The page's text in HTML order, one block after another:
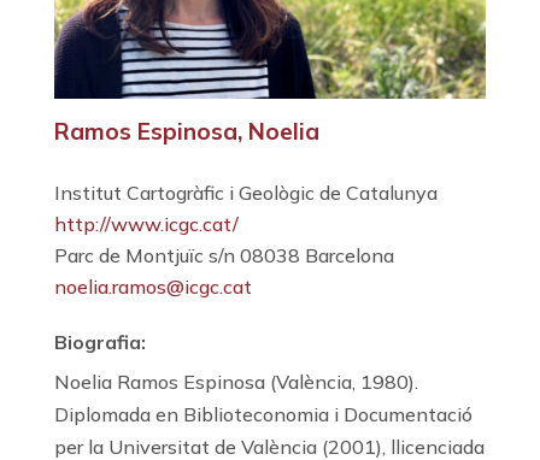
Ramos Espinosa, Noelia
Institut Cartogràfic i Geològic de Catalunya
http://www.icgc.cat/
Parc de Montjuïc s/n 08038 Barcelona
noelia.ramos@icgc.cat
Biografia:
Noelia Ramos Espinosa (València, 1980).
Diplomada en Biblioteconomia i Documentació
per la Universitat de València (2001), llicenciada